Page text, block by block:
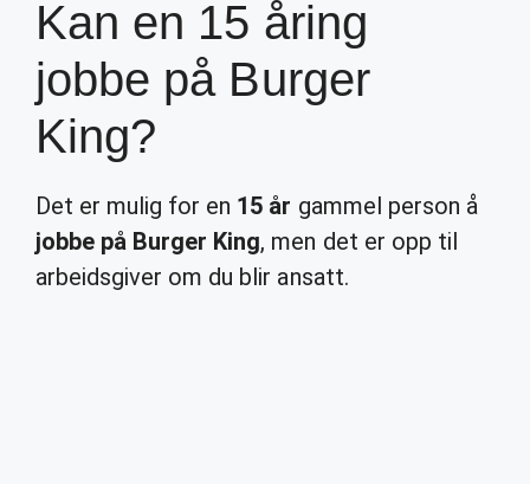
Kan en 15 åring
jobbe på Burger
King?
Det er mulig for en 15 år gammel person å
jobbe på Burger King, men det er opp til
arbeidsgiver om du blir ansatt.